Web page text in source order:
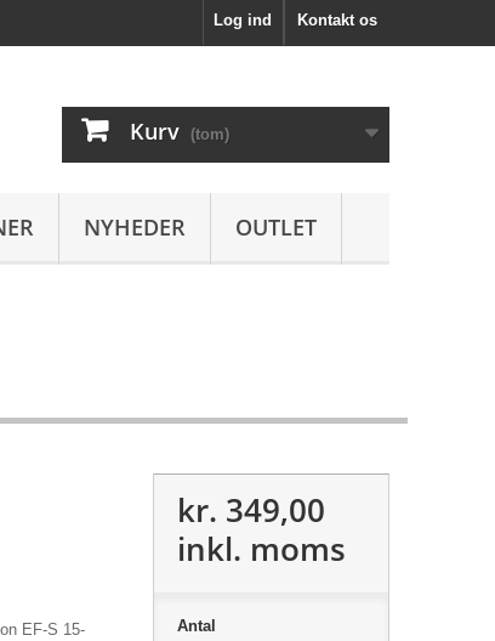
Kontakt os
Log ind
Kurv (tom)
NYHEDER OUTLET
EF-S 15-
kr. 349,00
inkl. moms
Antal